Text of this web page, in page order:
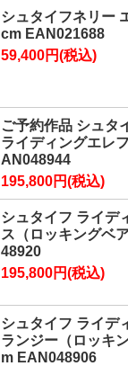
シュタイフネリー
cm EAN021688
59,400円(税込)
ご予約作品 シュタ
ライディングエレ
AN048944
195,800円(税込)
シュタイフ ライデ
ス（ロッキングベ
48920
195,800円(税込)
シュタイフ ライデ
ランジー（ロッキ
m EAN048906